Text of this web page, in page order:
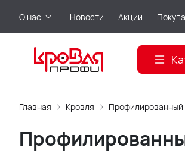
О нас Новости Акции
Главная Кровля Профилированный